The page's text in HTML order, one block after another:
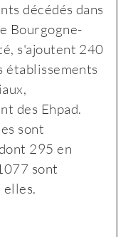
l’Insee,
le
premier
confinement
a
fragilisé
les
plus
modestes
décédés dans
Bourgogne-
s'ajoutent 240
établissements
des Ehpad.
sont
295 en
sont